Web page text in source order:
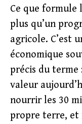
Ce que formule
plus qu’un
agricole. C’est
économique
précis du
valeur
nourrir les 30
propre terre, et